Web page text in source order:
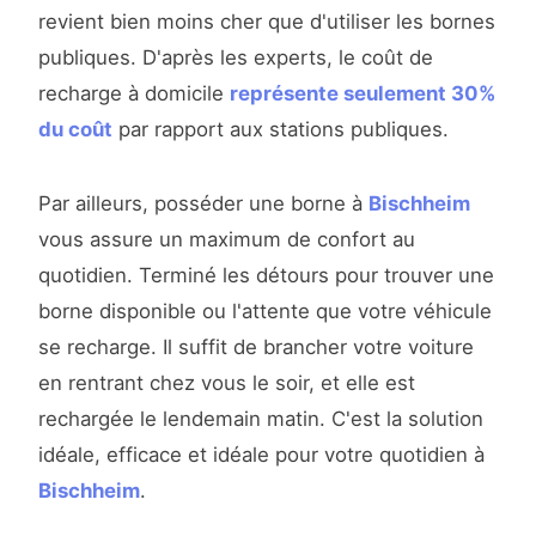
revient bien moins cher que d'utiliser les bornes
publiques. D'après les experts, le coût de
recharge à domicile représente seulement 30%
du coût par rapport aux stations publiques.
Par ailleurs, posséder une borne à Bischheim
vous assure un maximum de confort au
quotidien. Terminé les détours pour trouver une
borne disponible ou l'attente que votre véhicule
se recharge. Il suffit de brancher votre voiture
en rentrant chez vous le soir, et elle est
rechargée le lendemain matin. C'est la solution
idéale, efficace et idéale pour votre quotidien à
Bischheim.